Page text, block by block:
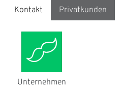
Kontakt Privatkunden
Unternehmen